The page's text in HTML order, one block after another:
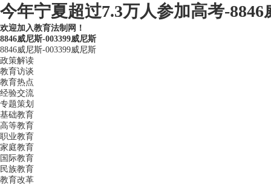
今年宁夏超过7.3万人参加高考-8846
欢迎加入教育法制网！
8846威尼斯-003399威尼斯
8846威尼斯-003399威尼斯
政策解读
教育访谈
教育热点
经验交流
专题策划
基础教育
高等教育
职业教育
家庭教育
国际教育
民族教育
教育改革